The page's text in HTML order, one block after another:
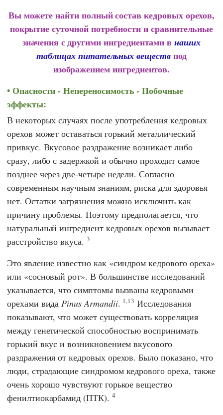
Вы можете найти полный состав кедровых орехов,
покрытие суточной потребности и сравнительные
значения с другими ингредиентами внаших
таблицах питательных веществпод
изображением ингредиентов.
Опасности - Непереносимость - Побочные
эффекты:
В некоторых случаях после употребления кедровых
орехов может оставаться горький металлический
привкус. Вкусовое раздражение возникает либо
сразу, либо с задержкой и обычно проходит самое
позднее через две-четыре недели. Согласно
современным научным знаниям, риска для здоровья
нет. Остатки загрязнения можно исключить как
причину проблемы. Поэтому предполагается, что
натуральный ингредиент кедровых орехов вызывает
расстройство вкуса. 3
Это явление известно как «синдром кедрового ореха»
или «сосновый рот». В большинстве исследований
указывается, что симптомы вызваны кедровыми
орехами видаPinus Armandii. 1,13 Исследования
показывают, что может существовать корреляция
между генетической способностью воспринимать
горький вкус и возникновением вкусового
раздражения от кедровых орехов. Было показано, что
люди, страдающие синдромом кедрового ореха, также
очень хорошо чувствуют горькое вещество
фенилтиокарбамид (ПТК). 4